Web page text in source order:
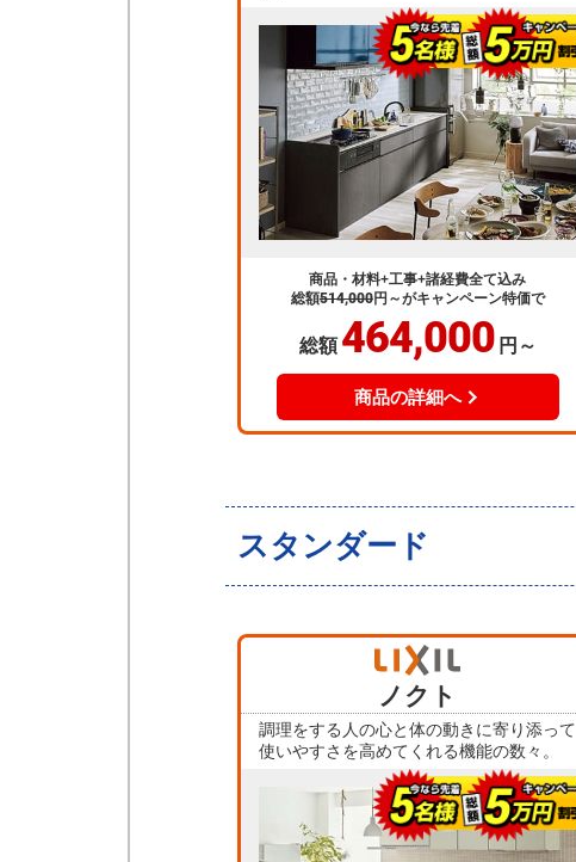
商品・材料+工事+諸経費全て込み
総額514,000円～がキャンペーン特価で
総額 464,000 円～
商品の詳細へ
スタンダード
ノクト
調理をする人の心と体の動きに寄り添って
使いやすさを高めてくれる機能の数々。